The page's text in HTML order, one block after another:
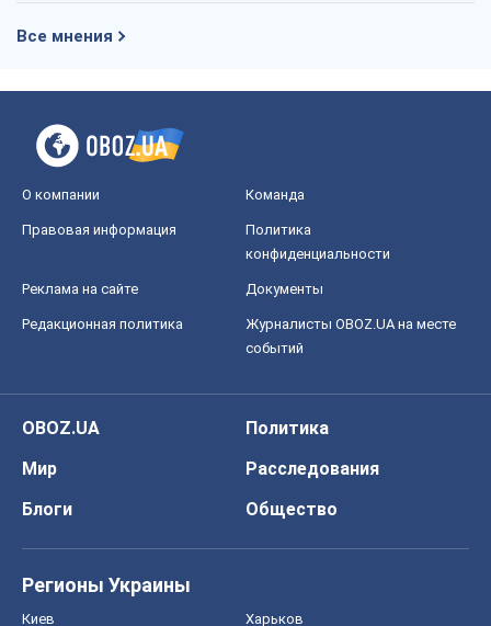
Все мнения
О компании Команда
Правовая информация
Политика
конфиденциальности
Реклама на сайте Документы
Редакционная политика
Журналисты OBOZ.UA на месте
событий
OBOZ.UA
Политика
Мир
Расследования
Блоги
Общество
Регионы Украины
Киев Харьков